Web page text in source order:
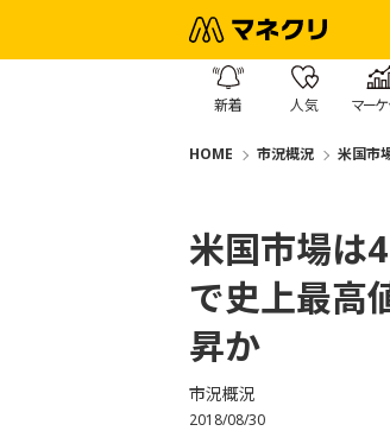
新着 人気 マーケ
HOME 市況概況 米国市
米国市場は
で史上最高
昇か
市況概況
2018/08/30